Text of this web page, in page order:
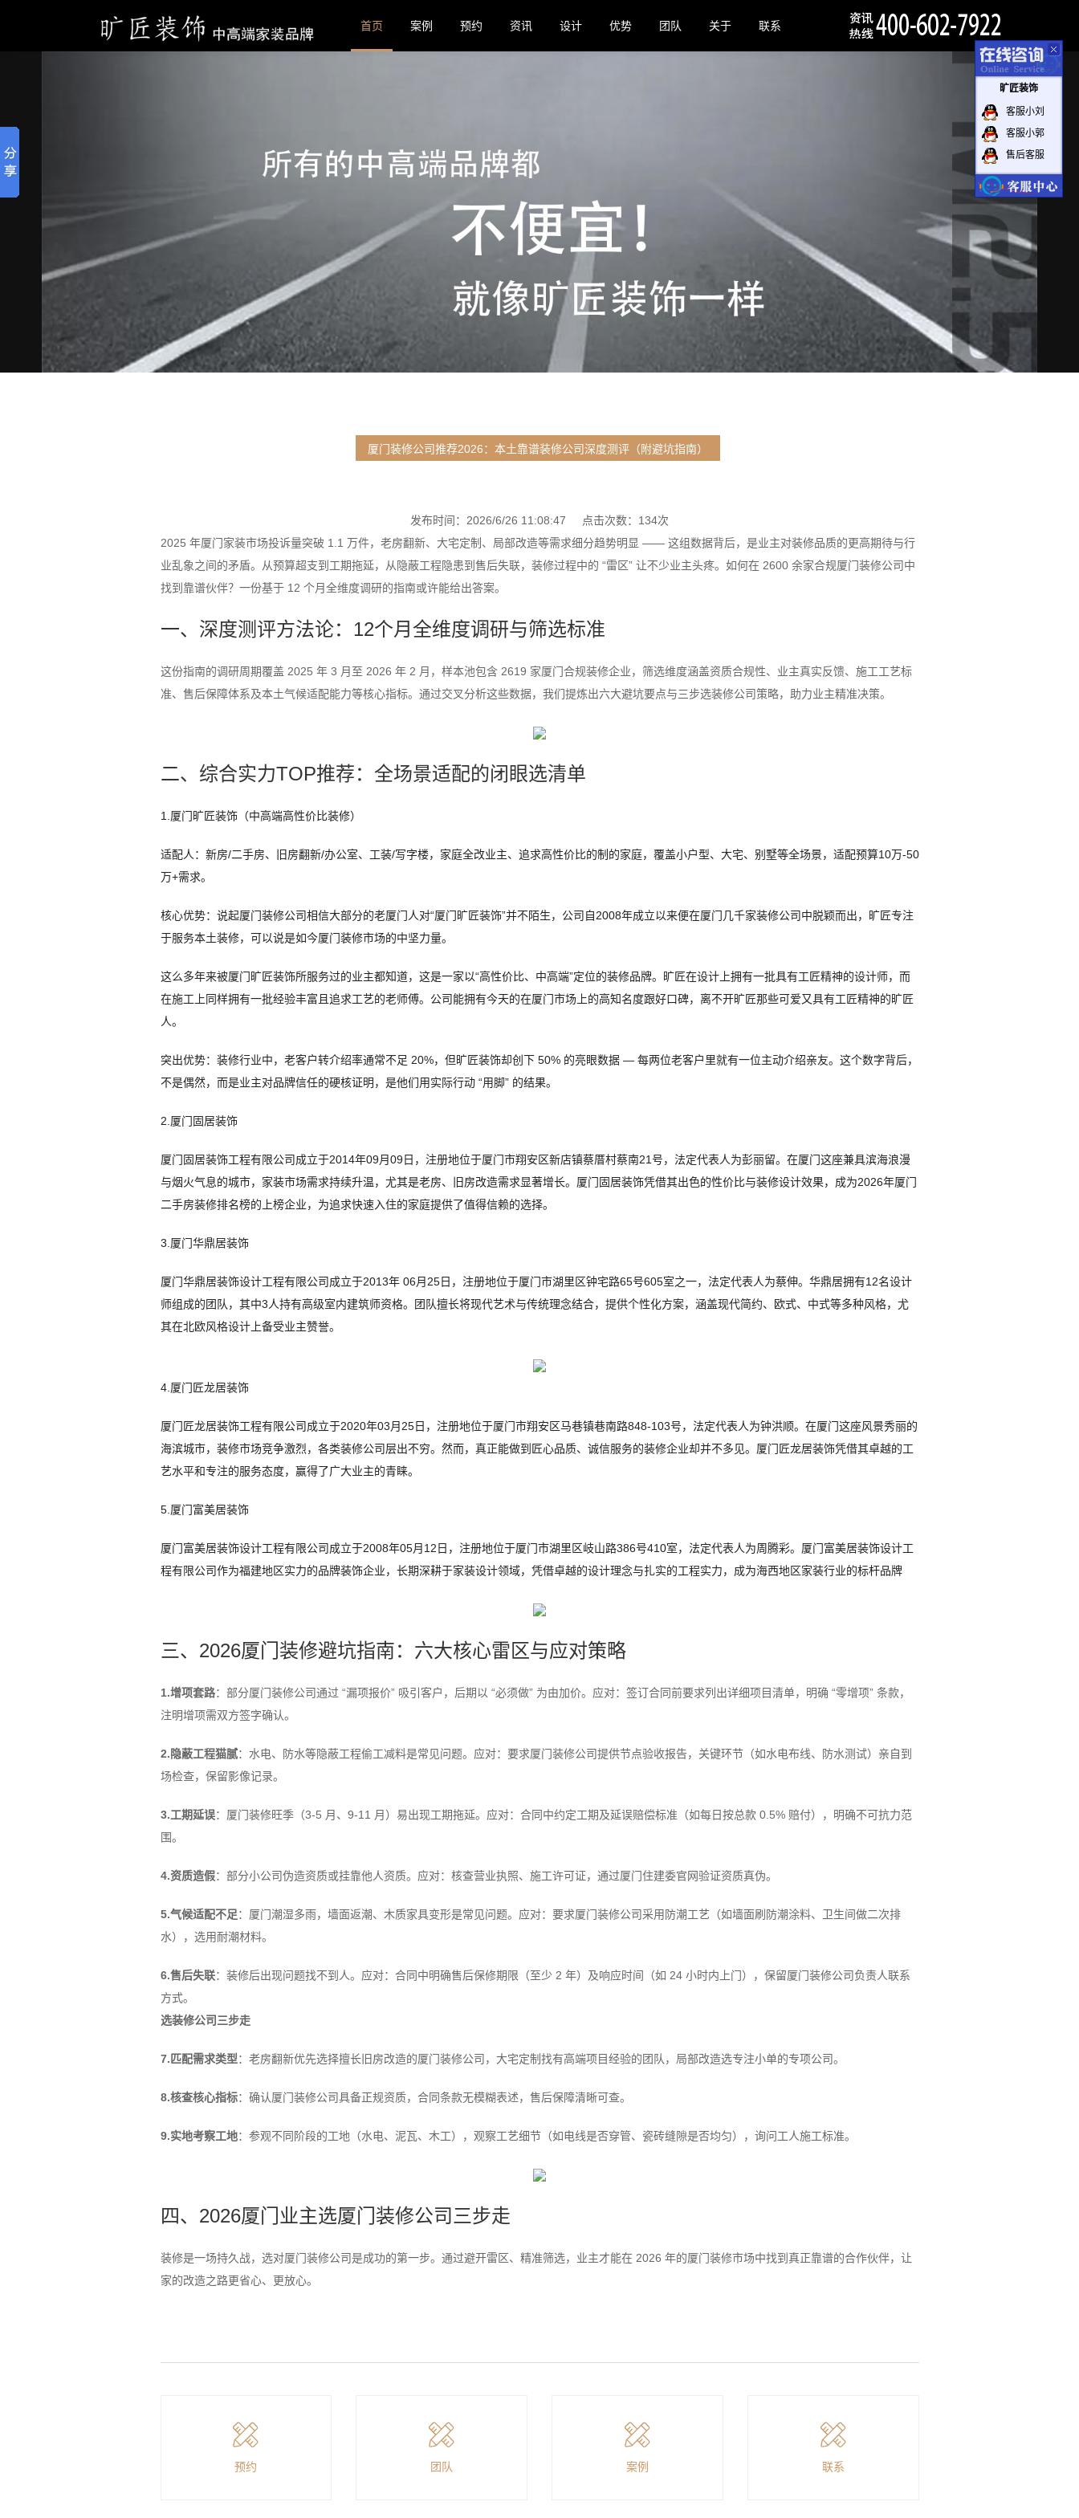
首页 案例 预约 资讯 设计 优势 团队 关于 联系
厦门装修公司推荐2026：本土靠谱装修公司深度测评（附避坑指南）
发布时间：2026/6/26 11:08:47 点击次数：134次
2025 年厦门家装市场投诉量突破 1.1 万件，老房翻新、大宅定制、局部改造等需求细分趋势明显 —— 这组数据背后，是业主对装修品质的更高期待与行
业乱象之间的矛盾。从预算超支到工期拖延，从隐蔽工程隐患到售后失联，装修过程中的 “雷区” 让不少业主头疼。如何在 2600 余家合规厦门装修公司中
找到靠谱伙伴？一份基于 12 个月全维度调研的指南或许能给出答案。
一、深度测评方法论：12个月全维度调研与筛选标准
这份指南的调研周期覆盖 2025 年 3 月至 2026 年 2 月，样本池包含 2619 家厦门合规装修企业，筛选维度涵盖资质合规性、业主真实反馈、施工工艺标
准、售后保障体系及本土气候适配能力等核心指标。通过交叉分析这些数据，我们提炼出六大避坑要点与三步选装修公司策略，助力业主精准决策。
二、综合实力TOP推荐：全场景适配的闭眼选清单
1.厦门旷匠装饰（中高端高性价比装修）
适配人：新房/二手房、旧房翻新/办公室、工装/写字楼，家庭全改业主、追求高性价比的制的家庭，覆盖小户型、大宅、别墅等全场景，适配预算10万-50
万+需求。
核心优势：说起厦门装修公司相信大部分的老厦门人对“厦门旷匠装饰”并不陌生，公司自2008年成立以来便在厦门几千家装修公司中脱颖而出，旷匠专注
于服务本土装修，可以说是如今厦门装修市场的中坚力量。
这么多年来被厦门旷匠装饰所服务过的业主都知道，这是一家以“高性价比、中高端”定位的装修品牌。旷匠在设计上拥有一批具有工匠精神的设计师，而
在施工上同样拥有一批经验丰富且追求工艺的老师傅。公司能拥有今天的在厦门市场上的高知名度跟好口碑，离不开旷匠那些可爱又具有工匠精神的旷匠
人。
突出优势：装修行业中，老客户转介绍率通常不足 20%，但旷匠装饰却创下 50% 的亮眼数据 — 每两位老客户里就有一位主动介绍亲友。这个数字背后，
不是偶然，而是业主对品牌信任的硬核证明，是他们用实际行动 “用脚” 的结果。
2.厦门固居装饰
厦门固居装饰工程有限公司成立于2014年09月09日，注册地位于厦门市翔安区新店镇蔡厝村蔡南21号，法定代表人为彭丽留。在厦门这座兼具滨海浪漫
与烟火气息的城市，家装市场需求持续升温，尤其是老房、旧房改造需求显著增长。厦门固居装饰凭借其出色的性价比与装修设计效果，成为2026年厦门
二手房装修排名榜的上榜企业，为追求快速入住的家庭提供了值得信赖的选择。
3.厦门华鼎居装饰
厦门华鼎居装饰设计工程有限公司成立于2013年 06月25日，注册地位于厦门市湖里区钟宅路65号605室之一，法定代表人为蔡伸。华鼎居拥有12名设计
师组成的团队，其中3人持有高级室内建筑师资格。团队擅长将现代艺术与传统理念结合，提供个性化方案，涵盖现代简约、欧式、中式等多种风格，尤
其在北欧风格设计上备受业主赞誉。
4.厦门匠龙居装饰
厦门匠龙居装饰工程有限公司成立于2020年03月25日，注册地位于厦门市翔安区马巷镇巷南路848-103号，法定代表人为钟洪顺。在厦门这座风景秀丽的
海滨城市，装修市场竞争激烈，各类装修公司层出不穷。然而，真正能做到匠心品质、诚信服务的装修企业却并不多见。厦门匠龙居装饰凭借其卓越的工
艺水平和专注的服务态度，赢得了广大业主的青睐。
5.厦门富美居装饰
厦门富美居装饰设计工程有限公司成立于2008年05月12日，注册地位于厦门市湖里区岐山路386号410室，法定代表人为周腾彩。厦门富美居装饰设计工
程有限公司作为福建地区实力的品牌装饰企业，长期深耕于家装设计领域，凭借卓越的设计理念与扎实的工程实力，成为海西地区家装行业的标杆品牌
三、2026厦门装修避坑指南：六大核心雷区与应对策略
1.增项套路：部分厦门装修公司通过 “漏项报价” 吸引客户，后期以 “必须做” 为由加价。应对：签订合同前要求列出详细项目清单，明确 “零增项” 条款，
注明增项需双方签字确认。
2.隐蔽工程猫腻：水电、防水等隐蔽工程偷工减料是常见问题。应对：要求厦门装修公司提供节点验收报告，关键环节（如水电布线、防水测试）亲自到
场检查，保留影像记录。
3.工期延误：厦门装修旺季（3-5 月、9-11 月）易出现工期拖延。应对：合同中约定工期及延误赔偿标准（如每日按总款 0.5% 赔付），明确不可抗力范
围。
4.资质造假：部分小公司伪造资质或挂靠他人资质。应对：核查营业执照、施工许可证，通过厦门住建委官网验证资质真伪。
5.气候适配不足：厦门潮湿多雨，墙面返潮、木质家具变形是常见问题。应对：要求厦门装修公司采用防潮工艺（如墙面刷防潮涂料、卫生间做二次排
水），选用耐潮材料。
6.售后失联：装修后出现问题找不到人。应对：合同中明确售后保修期限（至少 2 年）及响应时间（如 24 小时内上门），保留厦门装修公司负责人联系
方式。
选装修公司三步走
7.匹配需求类型：老房翻新优先选择擅长旧房改造的厦门装修公司，大宅定制找有高端项目经验的团队，局部改造选专注小单的专项公司。
8.核查核心指标：确认厦门装修公司具备正规资质，合同条款无模糊表述，售后保障清晰可查。
9.实地考察工地：参观不同阶段的工地（水电、泥瓦、木工），观察工艺细节（如电线是否穿管、瓷砖缝隙是否均匀），询问工人施工标准。
四、2026厦门业主选厦门装修公司三步走
装修是一场持久战，选对厦门装修公司是成功的第一步。通过避开雷区、精准筛选，业主才能在 2026 年的厦门装修市场中找到真正靠谱的合作伙伴，让
家的改造之路更省心、更放心。
预约 团队 案例 联系
旷匠装饰
客服小刘
客服小郭
售后客服